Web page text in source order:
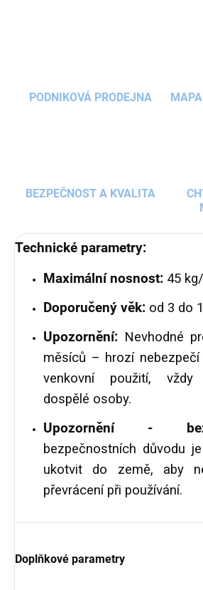
PODNIKOVÁ PRODEJNA
BEZPEČNOST A KVALITA
Technické parametry:
Maximální nosnost: 45
Doporučený věk: od 3 do
Upozornění: Nevhodné
měsíců – hrozí
venkovní použití, vždy
dospělé osoby.
Upozornění -
bezpečnostních důvodu
ukotvit do země, aby
převrácení při používání.
Doplňkové parametry